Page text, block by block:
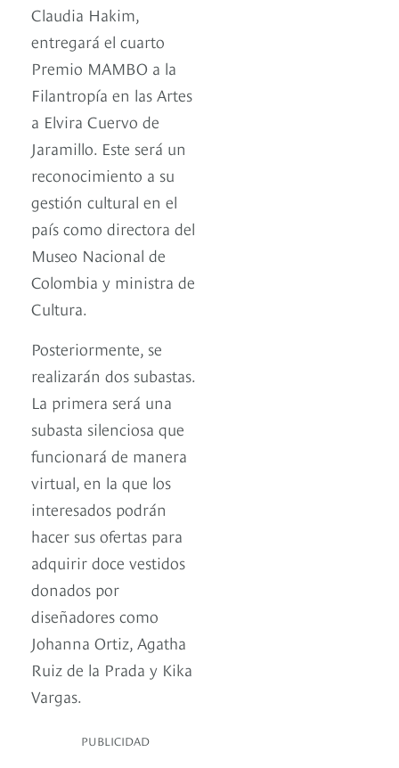
Claudia Hakim,
entregará el cuarto
Premio MAMBO a la
Filantropía en las Artes
a Elvira Cuervo de
Jaramillo. Este será un
reconocimiento a su
gestión cultural en el
país como directora del
Museo Nacional de
Colombia y ministra de
Cultura.
Posteriormente, se
realizarán dos subastas.
La primera será una
subasta silenciosa que
funcionará de manera
virtual, en la que los
interesados podrán
hacer sus ofertas para
adquirir doce vestidos
donados por
diseñadores como
Johanna Ortiz, Agatha
Ruiz de la Prada y Kika
Vargas.
PUBLICIDAD